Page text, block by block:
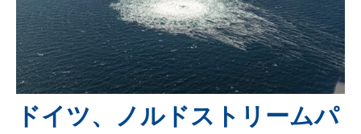
ドイツ、ノルドストリームパ